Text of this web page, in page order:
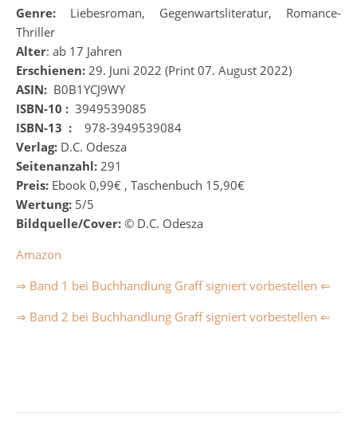
Genre: Liebesroman, Gegenwartsliteratur, Romance-
Thriller
Alter: ab 17 Jahren
Erschienen: 29. Juni 2022 (Print 07. August 2022)
ASIN: B0B1YCJ9WY
ISBN-10 : 3949539085
ISBN-13 ‏ :
978-3949539084
Verlag: D.C. Odesza
Seitenanzahl: 291
Preis: Ebook 0,99€ , Taschenbuch 15,90€
Wertung: 5/5
Bildquelle/Cover: © D.C. Odesza
Amazon
⇒ Band 1 bei Buchhandlung Graff signiert vorbestellen ⇐
⇒ Band 2 bei Buchhandlung Graff signiert vorbestellen ⇐